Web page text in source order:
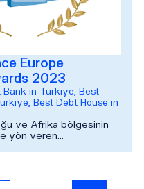
Europe
2023
in Türkiye, Best
Best Debt House in
ve Afrika bölgesinin
yön veren